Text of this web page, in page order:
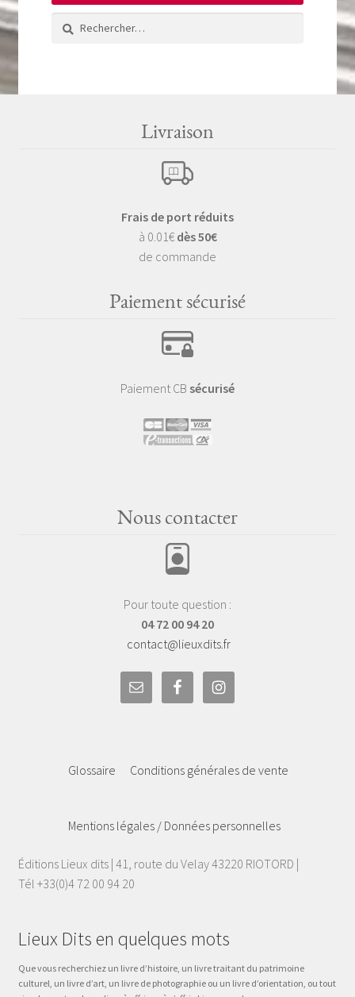
Livraison
Frais de port réduits
à 0.01€ dès 50€
de commande
Paiement sécurisé
Paiement CB sécurisé
Nous contacter
Pour toute question :
04 72 00 94 20
contact@lieuxdits.fr
Glossaire Conditions générales de vente
Mentions légales / Données personnelles
Éditions Lieux dits | 41, route du Velay 43220 RIOTORD |
Tél +33(0)4 72 00 94 20
Lieux Dits en quelques mots
Que vous recherchiez un livre d’histoire, un livre traitant du patrimoine
culturel, un livre d’art, un livre de photographie ou un livre d’orientation, ou tout